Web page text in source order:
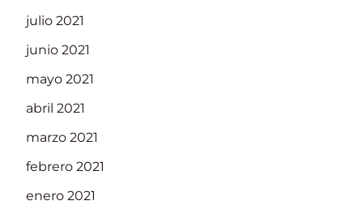
julio 2021
junio 2021
mayo 2021
abril 2021
marzo 2021
febrero 2021
enero 2021